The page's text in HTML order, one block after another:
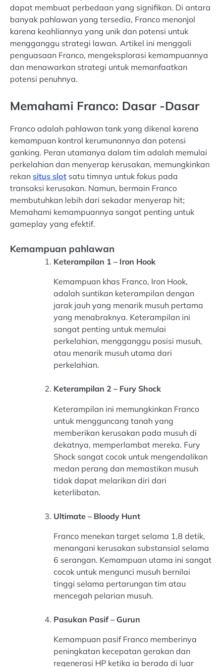
dapat membuat perbedaan yang signifikan. Di antara
banyak pahlawan yang tersedia, Franco menonjol
karena keahliannya yang unik dan potensi untuk
mengganggu strategi lawan. Artikel ini menggali
penguasaan Franco, mengeksplorasi kemampuannya
dan menawarkan strategi untuk memanfaatkan
potensi penuhnya.
Memahami Franco: Dasar -Dasar
Franco adalah pahlawan tank yang dikenal karena
kemampuan kontrol kerumunannya dan potensi
ganking. Peran utamanya dalam tim adalah memulai
perkelahian dan menyerap kerusakan, memungkinkan
rekan situs slot satu timnya untuk fokus pada
transaksi kerusakan. Namun, bermain Franco
membutuhkan lebih dari sekadar menyerap hit;
Memahami kemampuannya sangat penting untuk
gameplay yang efektif.
Kemampuan pahlawan
Keterampilan 1 – Iron Hook
Kemampuan khas Franco, Iron Hook,
adalah suntikan keterampilan dengan
jarak jauh yang menarik musuh pertama
yang menabraknya. Keterampilan ini
sangat penting untuk memulai
perkelahian, mengganggu posisi musuh,
atau menarik musuh utama dari
perkelahian.
Keterampilan 2 – Fury Shock
Keterampilan ini memungkinkan Franco
untuk mengguncang tanah yang
memberikan kerusakan pada musuh di
dekatnya, memperlambat mereka. Fury
Shock sangat cocok untuk mengendalikan
medan perang dan memastikan musuh
tidak dapat melarikan diri dari
keterlibatan.
Ultimate – Bloody Hunt
Franco menekan target selama 1,8 detik,
menangani kerusakan substansial selama
6 serangan. Kemampuan utama ini sangat
cocok untuk mengunci musuh bernilai
tinggi selama pertarungan tim atau
mencegah pelarian musuh.
Pasukan Pasif – Gurun
Kemampuan pasif Franco memberinya
peningkatan kecepatan gerakan dan
regenerasi HP ketika ia berada di luar